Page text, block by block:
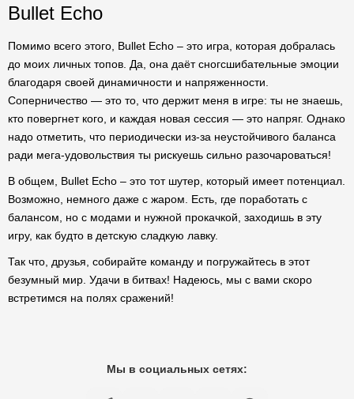
Bullet Echo
Помимо всего этого, Bullet Echo – это игра, которая добралась
до моих личных топов. Да, она даёт сногсшибательные эмоции
благодаря своей динамичности и напряженности.
Соперничество — это то, что держит меня в игре: ты не знаешь,
кто повергнет кого, и каждая новая сессия — это напряг. Однако
надо отметить, что периодически из-за неустойчивого баланса
ради мега-удовольствия ты рискуешь сильно разочароваться!
В общем, Bullet Echo – это тот шутер, который имеет потенциал.
Возможно, немного даже с жаром. Есть, где поработать с
балансом, но с модами и нужной прокачкой, заходишь в эту
игру, как будто в детскую сладкую лавку.
Так что, друзья, собирайте команду и погружайтесь в этот
безумный мир. Удачи в битвах! Надеюсь, мы с вами скоро
встретимся на полях сражений!
Мы в социальных сетях: